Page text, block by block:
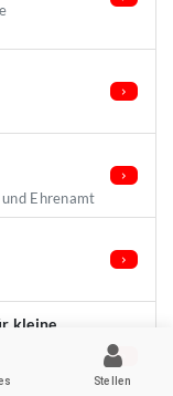
Ehrenamt
kleine
Stellen